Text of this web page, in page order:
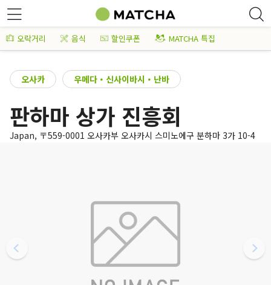
오락거리 음식 할인쿠폰 MATCHA 특집
오사카 우메다・신사이바시・난바
판하마 상가 진흥회
Japan, 〒559-0001 오사카부 오사카시 스미노에구 분하마 3가 10-4